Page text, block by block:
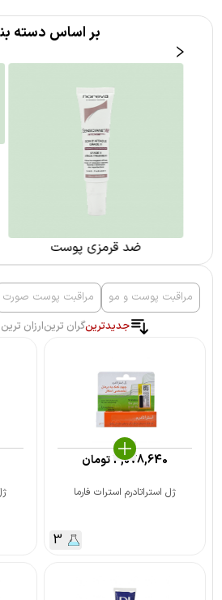
بر اساس دسته
ضد قرمزی پوست
مراقبت پوست و مو مراقبت پوست صورت
جدیدترینگران ترینارزان ترین
ژل استراتادرم استرات فارما
3,078,640تومان
3